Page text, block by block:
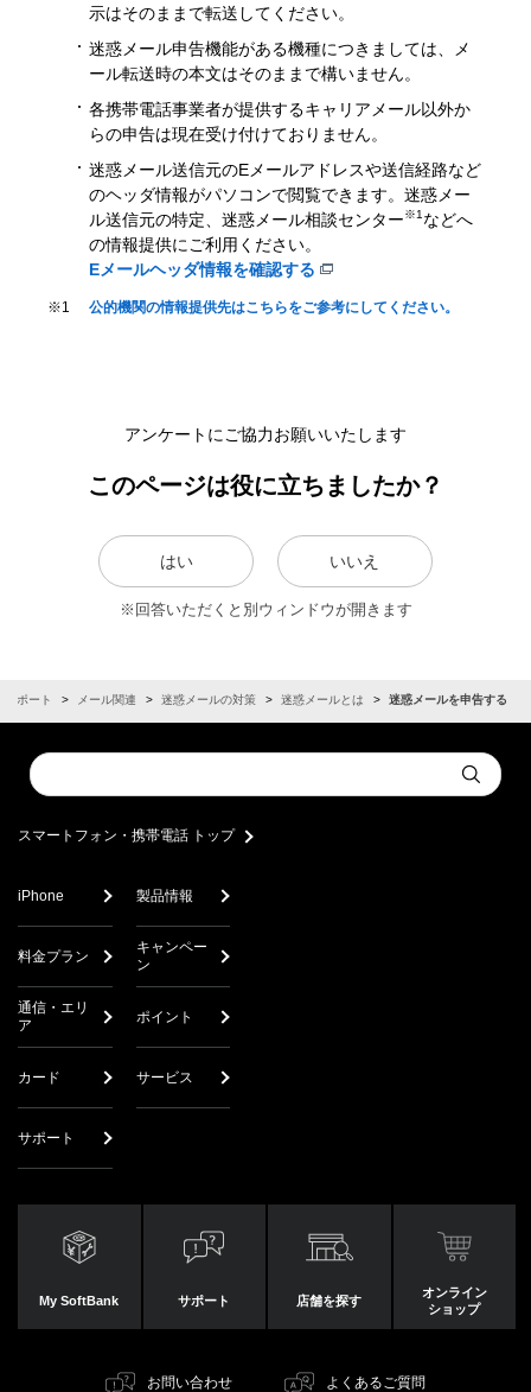
示はそのままで転送してください。
迷惑メール申告機能がある機種につきましては、メ
ール転送時の本文はそのままで構いません。
各携帯電話事業者が提供するキャリアメール以外か
らの申告は現在受け付けておりません。
迷惑メール送信元のEメールアドレスや送信経路など
のヘッダ情報がパソコンで閲覧できます。迷惑メー
ル送信元の特定、迷惑メール相談センター※1 などへ
の情報提供にご利用ください。
Eメールヘッダ情報を確認する
※1 公的機関の情報提供先はこちらをご参考にしてください。
アンケートにご協力お願いいたします
このページは役に立ちましたか？
はい いいえ
※回答いただくと別ウィンドウが開きます
サポート メール関連 迷惑メールの対策 迷惑メールとは 迷惑メールを申告する
Conduct
a
Submit
スマートフォン・携帯電話 トップ
iPhone 製品情報
料金プラン
キャンペー
ン
通信・エリ
ア
ポイント
カード サービス
サポート
My SoftBank サポート 店舗を探す
オンライン
ショップ
お問い合わせ よくあるご質問